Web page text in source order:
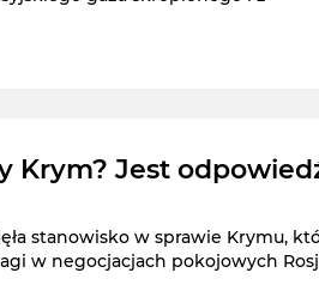
Krym? Jest
stanowisko w sprawie Krymu,
w negocjacjach pokojowych